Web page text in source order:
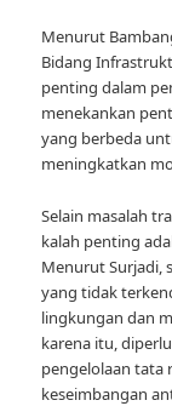
Menurut
Bidang
penting dalam
menekankan
yang berbeda
meningkatkan
Selain masalah
kalah penting
Menurut Surjadi,
yang tidak
lingkungan dan
karena itu,
pengelolaan tata
keseimbangan